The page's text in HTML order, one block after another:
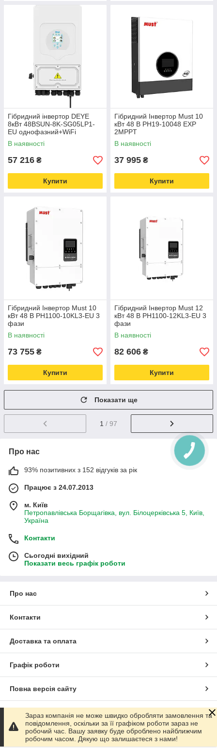
Гібридний інвертор DEYE
8кВт 48ВSUN-8K-SG05LP1-
EU однофазний+WiFi
В наявності
57 216 ₴
Купити
Гібридний Інвертор Must 10
кВт 48 В PH19-10048 EXP
2MPPT
В наявності
37 995 ₴
Купити
Гібридний Інвертор Must 10
кВт 48 В PH1100-10KL3-EU 3
фази
В наявності
73 755 ₴
Купити
Гібридний Інвертор Must 12
кВт 48 В PH1100-12KL3-EU 3
фази
В наявності
82 606 ₴
Купити
Показати ще
1 / 97
Про нас
93% позитивних з 152 відгуків за рік
Працює з 24.07.2013
м. Київ
Петропавлівська Борщагівка, вул. Білоцерківська 5, Київ,
Україна
Контакти
Сьогодні вихідний
Показати весь графік роботи
Про нас
Контакти
Доставка та оплата
Графік роботи
Повна версія сайту
Сайт створено на маркетплейсіProm.ua
Політика конфіденційності
Зараз компанія не може швидко обробляти замовлення та
повідомлення, оскільки за її графіком роботи зараз не
робочий час. Вашу заявку буде оброблено найближчим
робочим часом. Дякую що залишаєтеся з нами!